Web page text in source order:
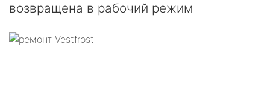
возвращена в рабочий режим